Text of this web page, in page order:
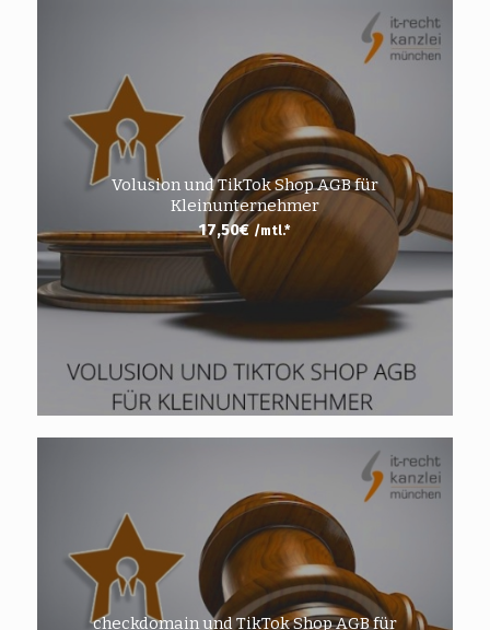
Volusion und TikTok Shop AGB für
Kleinunternehmer
17,50€ /mtl.*
checkdomain und TikTok Shop AGB für